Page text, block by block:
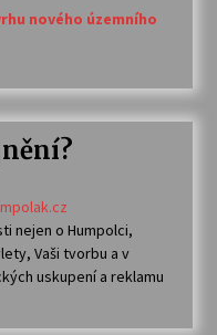
nového územního
nejen o Humpolci,
Vaši tvorbu a v
uskupení a reklamu